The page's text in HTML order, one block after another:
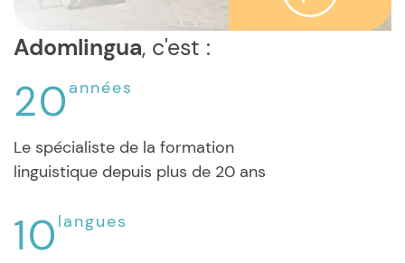
Adomlingua, c'est :
20 années
Le spécialiste de la formation
linguistique depuis plus de 20 ans
10 langues